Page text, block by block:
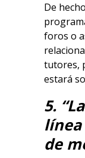
De
foros o
tutores,
estará
5.
línea
de